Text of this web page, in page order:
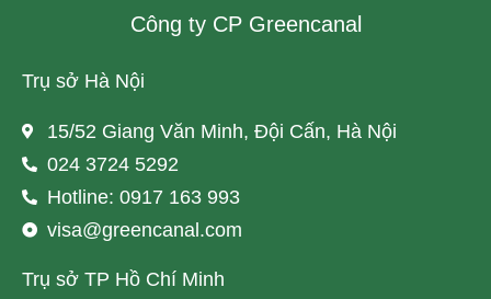
Công ty CP Greencanal
Trụ sở Hà Nội
15/52 Giang Văn Minh, Đội Cấn, Hà Nội
024 3724 5292
Hotline: 0917 163 993
visa@greencanal.com
Trụ sở TP Hồ Chí Minh